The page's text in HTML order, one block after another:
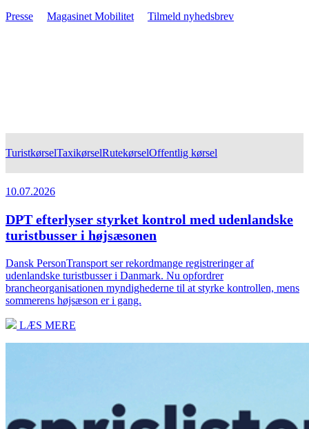
Presse Magasinet Mobilitet Tilmeld nyhedsbrev
TuristkørselTaxikørselRutekørselOffentlig kørsel
10.07.2026
DPT efterlyser styrket kontrol med udenlandske
turistbusser i højsæsonen
Dansk PersonTransport ser rekordmange registreringer af
udenlandske turistbusser i Danmark. Nu opfordrer
brancheorganisationen myndighederne til at styrke kontrollen, mens
sommerens højsæson er i gang.
LÆS MERE